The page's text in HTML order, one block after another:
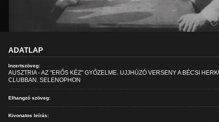
ADATLAP
Inzertszöveg:
AUSZTRIA - AZ "ERŐS KÉZ" GYŐZELME. UJJHÚZÓ VERSENY A BÉCSI
CLUBBAN. SELENOPHON
Elhangzó szöveg:
Kivonatos leírás: